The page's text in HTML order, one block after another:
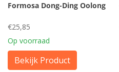
Formosa Dong-Ding Oolong
€25,85
Op voorraad
Bekijk Product